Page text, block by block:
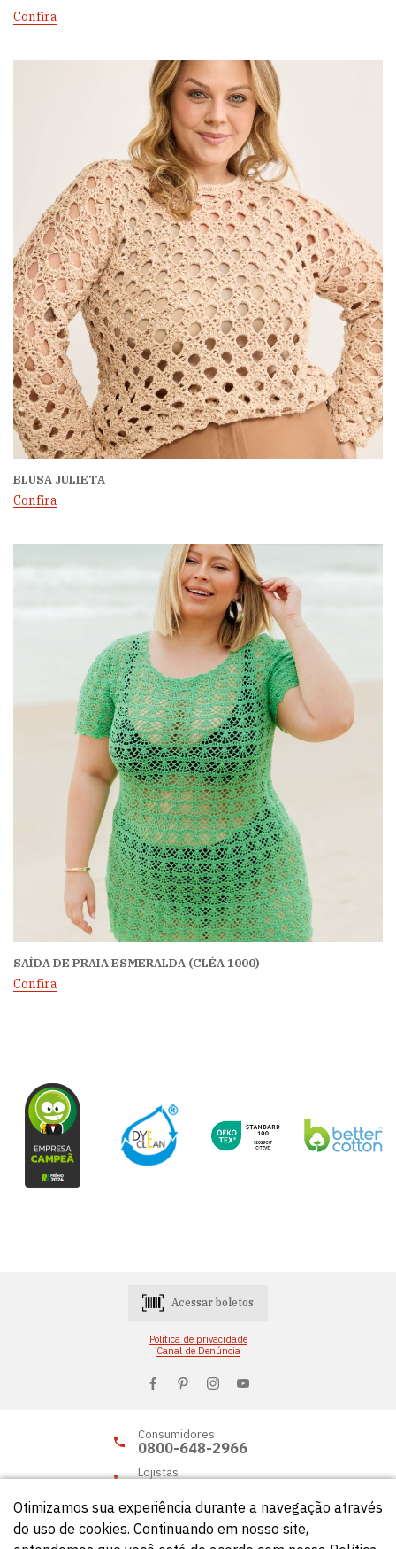
Confira
BLUSA JULIETA
Confira
SAÍDA DE PRAIA ESMERALDA (CLÉA 1000)
Confira
Acessar boletos
Política de privacidade
Canal de Denúncia
Consumidores
0800-648-2966
Lojistas
Otimizamos sua experiência durante a navegação através
do uso de cookies. Continuando em nosso site,